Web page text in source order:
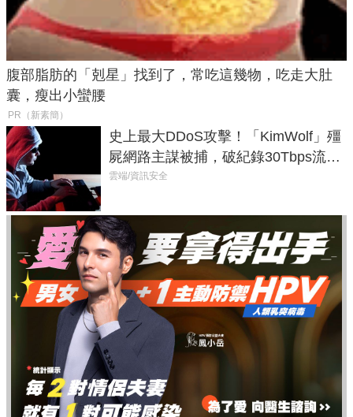
腹部脂肪的「剋星」找到了，常吃這幾物，吃走大肚
囊，瘦出小蠻腰
PR（新素簡）
史上最大DDoS攻擊！「KimWolf」殭
屍網路主謀被捕，破紀錄30Tbps流量
癱瘓全球！
雲端/資訊安全